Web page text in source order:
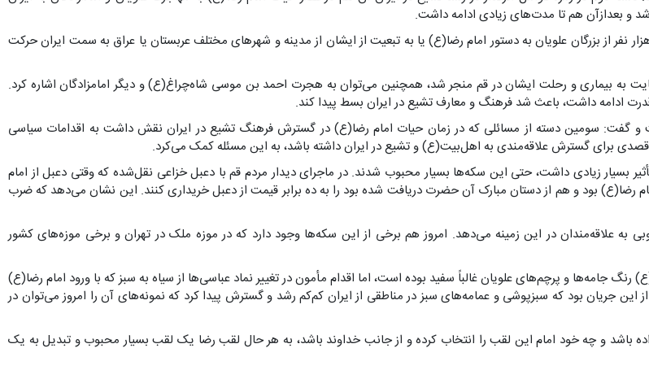
شد و بعدازآن هم تا مدت‌های زیادی ادامه داشت.
ادامه داد: برخی مدعی هستند ۱۲ هزار ۶۷۳ نفر از سادات علوی یعنی رقمی نزدیک به ۱۳ هزار نفر از بزرگان علویان به دستور امام رضا(ع) یا به تبعیت از ایشان از مدینه و شهرهای مختلف عربستان یا عراق به سمت ایران حرکت
به بیماری و رحلت ایشان در قم منجر شد، همچنین می‌توان به هجرت احمد بن موسی شاه‌چراغ(ع) و دیگر امامزادگان اشاره کرد.
ادامه داشت، باعث شد فرهنگ و معارف تشیع در ایران بسط پیدا کند.
سومین دسته از مسائلی که در زمان حیات امام رضا(ع) در گسترش فرهنگ تشیع در ایران نقش داشت به اقدامات سیاسی
برای گسترش علاقه‌مندی به اهل‌بیت(ع) و تشیع در ایران داشته باشد، به این مسئله کمک می‌کرد.
بسیار زیادی داشت، حتی این سکه‌ها بسیار محبوب شدند. در ماجرای دیدار مردم قم با دعبل خزاعی نقل‌شده که وقتی دعبل از امام
رضا(ع) بود و هم از دستان مبارک آن حضرت دریافت شده بود را به ده برابر قیمت از دعبل خریداری کنند. این نشان می‌دهد که ضرب
علاقه‌مندان در این زمینه می‌دهد. امروز هم برخی از این سکه‌ها وجود دارد که در موزه ملک در تهران و برخی موزه‌های کشور
جامه‌ها و پرچم‌های علویان غالباً سفید بوده است، اما اقدام مأمون در تغییر نماد عباسی‌ها از سیاه به سبز که با ورود امام رضا(ع)
جریان بود که سبزپوشی و عمامه‌های سبز در مناطقی از ایران کم‌کم رشد و گسترش پیدا کرد که نمونه‌های آن را امروز می‌توان در
باشد و چه خود امام این لقب را انتخاب کرده و از جانب خداوند باشد، به هر حال لقب رضا یک لقب بسیار محبوب و تبدیل به یک